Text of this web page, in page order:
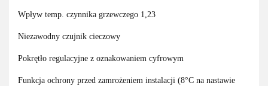
Wpływ temp. czynnika grzewczego 1,23
Niezawodny czujnik cieczowy
Pokrętło regulacyjne z oznakowaniem cyfrowym
Funkcja ochrony przed zamrożeniem instalacji (8°C na nastawie